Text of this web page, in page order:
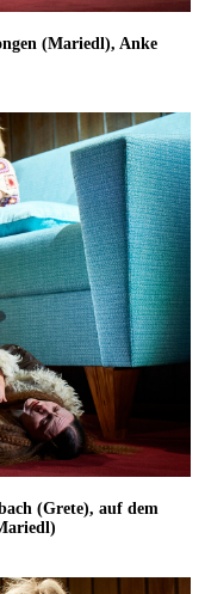
(Mariedl), Anke
(Grete), auf dem